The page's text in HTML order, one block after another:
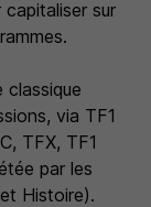
sur
classique
via TF1
TFX, TF1
par les
Histoire).